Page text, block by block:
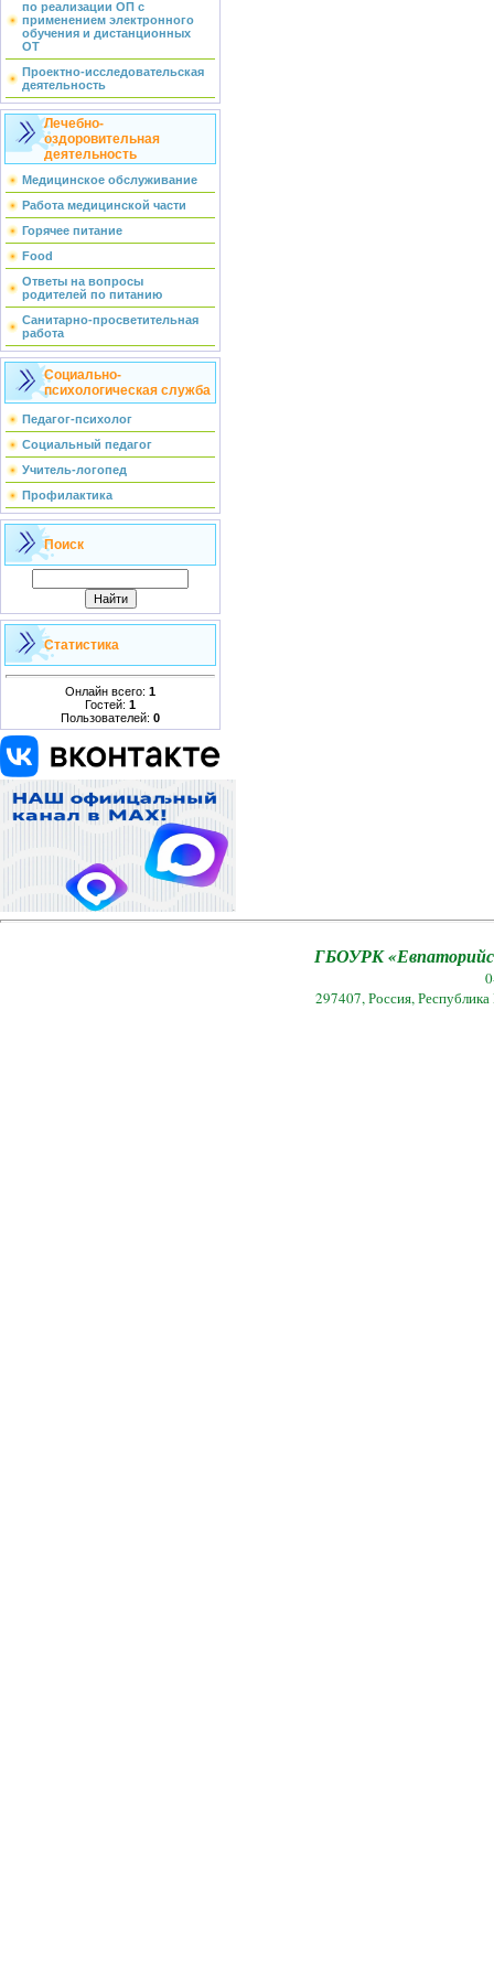
по реализации ОП с
применением электронного
обучения и дистанционных
ОТ
Проектно-исследовательская
деятельность
Лечебно-
оздоровительная
деятельность
Медицинское обслуживание
Работа медицинской части
Горячее питание
Food
Ответы на вопросы
родителей по питанию
Санитарно-просветительная
работа
Социально-
психологическая служба
Педагог-психолог
Социальный педагог
Учитель-логопед
Профилактика
Поиск
Статистика
Онлайн всего: 1
Гостей: 1
Пользователей: 0
ГБОУРК
297407, Россия,